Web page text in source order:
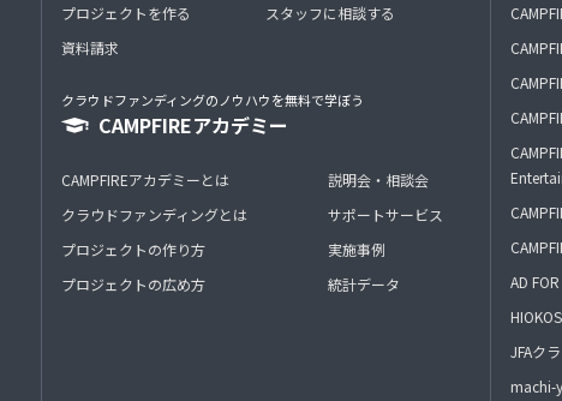
プロジェクトを作る
資料請求
スタッフに相談する
クラウドファンディングのノウハウを無料で学ぼう
CAMPFIREアカデミー
CAMPFIREアカデミーとは
クラウドファンディングとは
プロジェクトの作り方
プロジェクトの広め方
説明会・相談会
サポートサービス
実施事例
統計データ
AD FOR
JFAク
machi-